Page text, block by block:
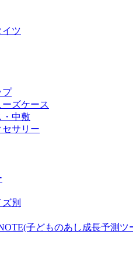
イツ
プ
ズケース
・中敷
セサリー
別
子どものあし成長予測ツ